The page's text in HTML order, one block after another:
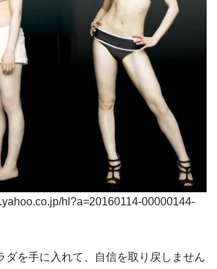
hl?a=20160114-00000144-
ダを手に入れて、自信を取り戻しません